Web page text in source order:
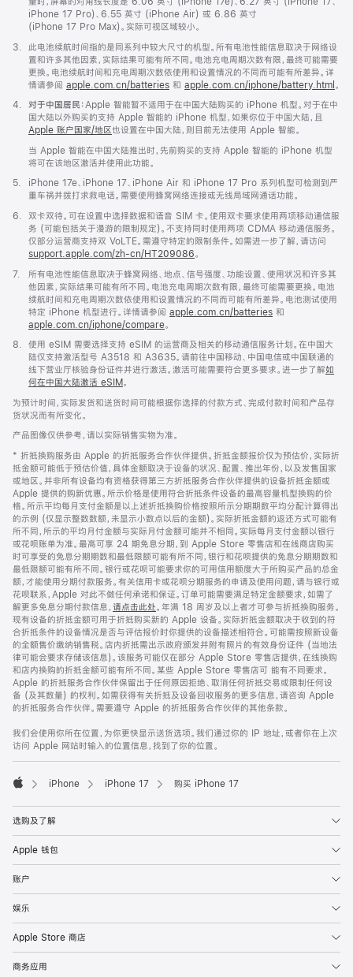
iPhone 17 Pro)、6.55 英寸 (iPhone Air) 或 6.86 英寸
(iPhone 17 Pro Max)。实际可视区域较小。
脚
3.
此电池续航时间指的是同系列中较大尺寸的机型。所有电池性能信息取决于网络设
置和许多其他因素，实际结果可能有所不同。电池充电周期次数有限，最终可能需要
更换。电池续航时间和充电周期次数依使用和设置情况的不同而可能有所差异。详
情请参阅 apple.com.cn/batteries 和 apple.com.cn/iphone/battery.html 。
脚
4. 对于中国居民： Apple 智能暂不适用于在中国大陆购买的 iPhone 机型。对于在中
国大陆以外购买的支持 Apple 智能的 iPhone 机型，如果你位于中国大陆，且
Apple 账户国家/地区也设置在中国大陆，则目前无法使用 Apple 智能。
当 Apple 智能在中国大陆推出时，先前购买的支持 Apple 智能的 iPhone 机型
将可在该地区激活并使用此功能。
脚
5.
iPhone 17e、iPhone 17、iPhone Air 和 iPhone 17 Pro 系列机型可检测到严
重车祸并拨打求救电话。需要使用蜂窝网络连接或无线局域网通话功能。
脚
6.
双卡双待。可在设置中选择数据和语音 SIM 卡。使用双卡要求使用两项移动通信服
务 (可能包括关于漫游的限制规定)。不支持同时使用两项 CDMA 移动通信服务。
仅部分运营商支持双 VoLTE。需遵守特定的限制条件。如需进一步了解，请访问
support.apple.com/zh-cn/HT209086。
脚
7.
所有电池性能信息取决于蜂窝网络、地点、信号强度、功能设置、使用状况和许多其
他因素，实际结果可能有所不同。电池充电周期次数有限，最终可能需要更换。电池
续航时间和充电周期次数依使用和设置情况的不同而可能有所差异。电池测试使用
特定 iPhone 机型进行。详情请参阅 apple.com.cn/batteries 和
apple.com.cn/iphone/compare。
脚
8.
使用 eSIM 需要选择支持 eSIM 的运营商及相关的移动通信服务计划。在中国大
陆仅支持激活型号 A3518 和 A3635。请前往中国移动、中国电信或中国联通的
线下营业厅核验身份证件并进行激活。激活可能需要符合更多要求。进一步了解如
何在中国大陆激活 eSIM。
为预计时间，实际发货和送货时间可能根据你选择的付款方式、完成付款时间和产品存
货状况而有所变化。
产品图像仅供参考，请以实际销售实物为准。
* 折抵换购服务由 Apple 的折抵服务合作伙伴提供。折抵金额报价仅为预估价，实际折
抵金额可能低于预估价值，具体金额取决于设备的状况、配置、推出年份，以及发售国家
或地区。并非所有设备均有资格获得第三方折抵服务合作伙伴提供的设备折抵金额或
Apple 提供的购新优惠。所示价格是使用符合折抵条件设备的最高容量机型换购的价
格。所示平均每月支付金额是以上述折抵换购价格按照所示分期期数平均分配计算得出
的示例 (仅显示整数数额，未显示小数点以后的金额)。实际折抵金额的返还方式可能有
所不同，所示的平均月付金额与实际月付金额可能并不相同。实际每月支付金额以银行
或花呗账单为准。最高可享 24 期免息分期，到 Apple Store 零售店和在线商店购买
时可享受的免息分期期数和最低限额可能有所不同，银行和花呗提供的免息分期期数和
最低限额可能有所不同。银行或花呗可能要求你的可用信用额度大于所购买产品的总金
额，才能使用分期付款服务。有关信用卡或花呗分期服务的申请及使用问题，请与银行或
花呗联系，Apple 对此不做任何承诺和保证。订单可能需要满足特定金额要求，如需了
解更多免息分期付款信息， 请点击此处。年满 18 周岁及以上者才可参与折抵换购服务。
现有设备的折抵金额可用于折抵购买新的 Apple 设备。实际折抵金额取决于收到的符
合折抵条件的设备情况是否与评估报价时你提供的设备描述相符合。可能需按照新设备
的全额售价缴纳销售税。店内折抵需出示政府颁发并附有照片的有效身份证件 (当地法
律可能会要求存储该信息)。该服务可能仅在部分 Apple Store 零售店提供，在线换购
和店内换购的折抵金额可能有所不同。某些 Apple Store 零售店可 能有不同要求。
Apple 的折抵服务合作伙伴保留出于任何原因拒绝、取消任何折抵交易或限制任何设
备 (及其数量) 的权利。如需获得有关折抵及设备回收服务的更多信息，请咨询 Apple
的折抵服务合作伙伴。需要遵守 Apple 的折抵服务合作伙伴的其他条款。
我们会使用你所在位置，为你更快显示送货选项。我们通过你的 IP 地址，或者你在上次
访问 Apple 网站时输入的位置信息，找到了你的位置。
iPhone iPhone 17 购买 iPhone 17
选购及了解
Apple 钱包
账户
娱乐
Apple Store 商店
商务应用